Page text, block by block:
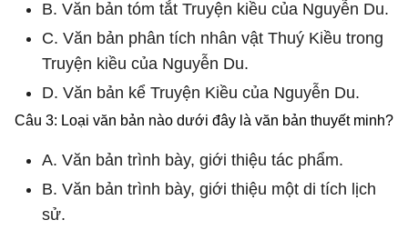
B. Văn bản tóm tắt Truyện kiều của Nguyễn Du.
C. Văn bản phân tích nhân vật Thuý Kiều trong
Truyện kiều của Nguyễn Du.
D. Văn bản kể Truyện Kiều của Nguyễn Du.
Câu 3: Loại văn bản nào dưới đây là văn bản thuyết minh?
A. Văn bản trình bày, giới thiệu tác phẩm.
B. Văn bản trình bày, giới thiệu một di tích lịch
sử.